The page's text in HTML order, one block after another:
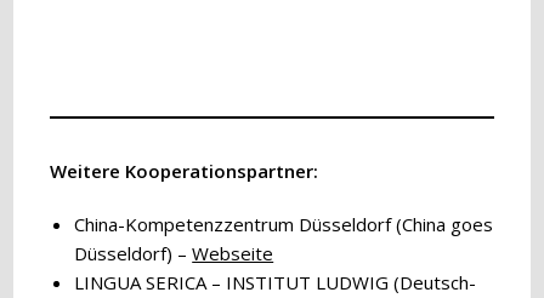
Weitere Kooperationspartner:
China-Kompetenzzentrum Düsseldorf (China goes
Düsseldorf) –Webseite
LINGUA SERICA – INSTITUT LUDWIG (Deutsch-